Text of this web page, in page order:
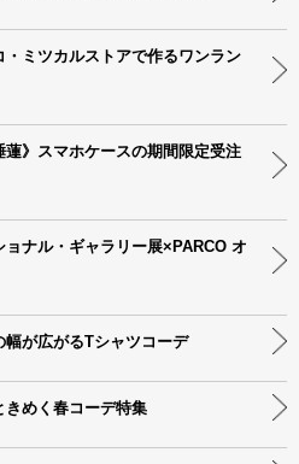
・ミツカルストアで作るワンラン
蓮》スマホケースの期間限定受注
ョナル・ギャラリー展×PARCO オ
幅が広がるTシャツコーデ
めく春コーデ特集